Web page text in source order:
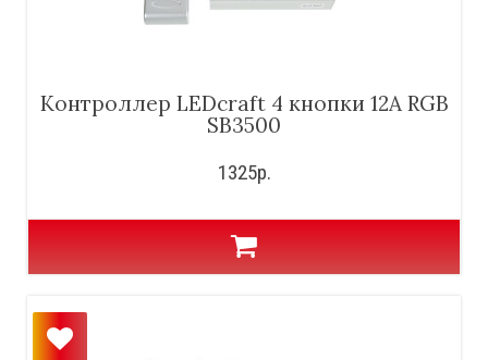
Контроллер LEDcraft 4 кнопки 12А RGB
SB3500
1325р.